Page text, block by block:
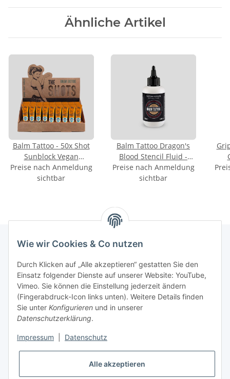
Ähnliche Artikel
Balm Tattoo - 50x Shot
Sunblock Vegan
Aftercare - 8g (im
Display)
Preise nach Anmeldung
sichtbar
Balm Tattoo Dragon's
Blood Stencil Fluid -
100ml
Preise nach Anmeldung
sichtbar
INFORMATIONEN
GESETZLICHE INFORMATIONEN
Kontakt
Mo - Fr:08:30 - 17:00 Uhr
Carsten:0177 – 44 33 642
Wie wir Cookies & Co nutzen
Durch Klicken auf „Alle akzeptieren“ gestatten Sie den
Einsatz folgender Dienste auf unserer Website: YouTube,
Vimeo. Sie können die Einstellung jederzeit ändern
(Fingerabdruck-Icon links unten). Weitere Details finden
Sie unter Konfigurieren und in unserer
Datenschutzerklärung.
Impressum Datenschutz
Alle akzeptieren